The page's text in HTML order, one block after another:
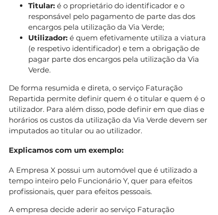
Titular: é o proprietário do identificador e o
responsável pelo pagamento de parte das dos
encargos pela utilização da Via Verde;
Utilizador: é quem efetivamente utiliza a viatura
(e respetivo identificador) e tem a obrigação de
pagar parte dos encargos pela utilização da Via
Verde.
De forma resumida e direta, o serviço Faturação
Repartida permite definir quem é o titular e quem é o
utilizador. Para além disso, pode definir em que dias e
horários os custos da utilização da Via Verde devem ser
imputados ao titular ou ao utilizador.
Explicamos com um exemplo:
A Empresa X possui um automóvel que é utilizado a
tempo inteiro pelo Funcionário Y, quer para efeitos
profissionais, quer para efeitos pessoais.
A empresa decide aderir ao serviço Faturação